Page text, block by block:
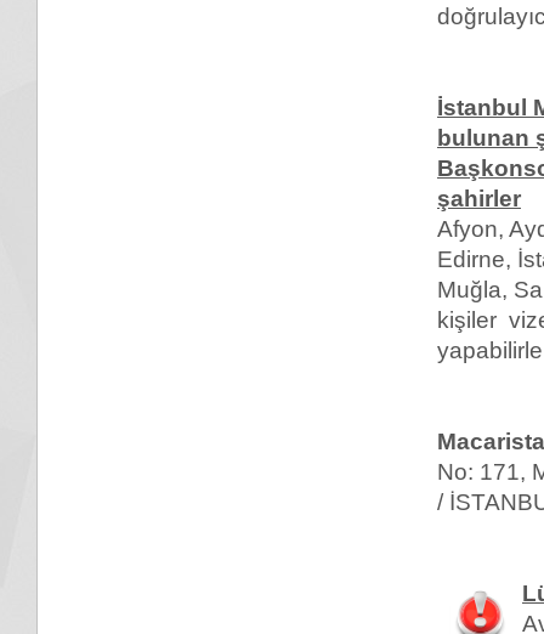
İstanbul
bulunan
şahirler
Afyon,
Edirne,
Muğla,
kişiler
No: 171,
/